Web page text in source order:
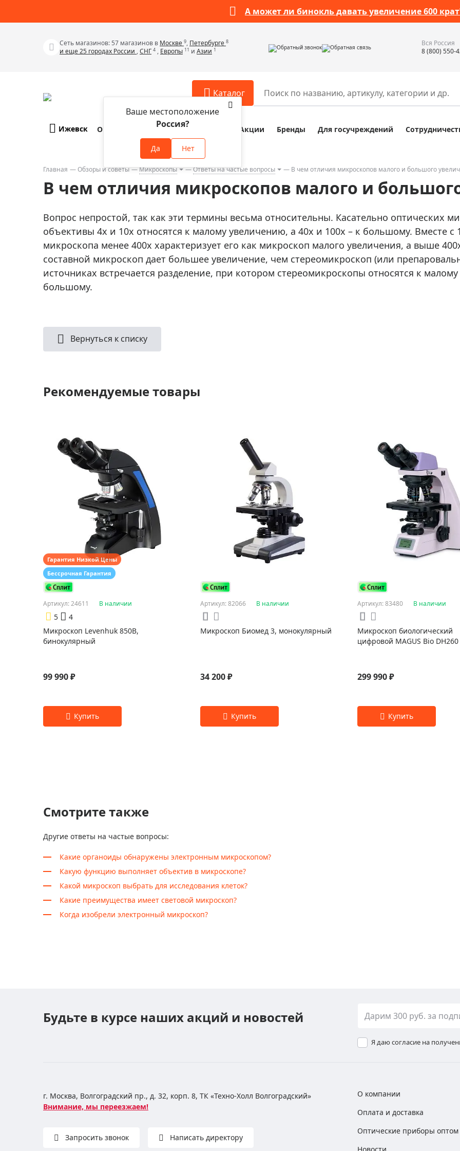
А может ли бинокль давать увеличение 600
Сеть магазинов: 57 магазинов в Москве 9, Петербурге 8
и еще 25 городах России ,СНГ 4 , Европы 11 и Азии 1 Обратный звонок Обратная связь
Вся Россия
8 (800) 550-
Каталог
Телескопы
Бинокли
Зрительные трубы
Монокуляры
Приборы ночного видения
Тепловизоры
Прицелы
Discovery (Дискавери)
Подарки
Аксессуары для микроскопов
Аксессуары для зрительных труб
Аксессуары для биноклей
Аксессуары для луп
Аксессуары для приборов ночного
видения
Распродажа
Распродажа оптики по специальным
Разное
Компасы
Наборы исследователя
Глобусы
Глобусы интерактивные
Лазерные дальномеры
Штативы
Ижевск
Ваше местоположение
Россия?
Да Нет
О компании Оплата и доставка Акции Бренды Для госучреждений
Главная Обзоры и советы Микроскопы Ответы на частые вопросы В чем отличия микроскопов малого и большого
В чем отличия микроскопов малого и
Вопрос непростой, так как эти термины весьма относительны. Касательно оптических
объективы 4х и 10х относятся к малому увеличению, а 40х и 100х – к большому. Вместе
микроскопа менее 400х характеризует его как микроскоп малого увеличения, а выше
составной микроскоп дает большее увеличение, чем стереомикроскоп (или
источниках встречается разделение, при котором стереомикроскопы относятся к
большому.
Вернуться к списку
Рекомендуемые товары
Гарантия Низкой Цены
Бессрочная Гарантия
Артикул: 24611 В наличии
5
4
Микроскоп Levenhuk 850B,
бинокулярный
99 990 ₽
Артикул: 82066 В наличии
Микроскоп Биомед 3, монокулярный
34 200 ₽
Артикул: 83480 В наличии
Микроскоп биологический
цифровой MAGUS Bio DH260
299 990 ₽
Смотрите также
Другие ответы на частые вопросы:
Какие органоиды обнаружены электронным микроскопом?
Какую функцию выполняет объектив в микроскопе?
Какой микроскоп выбрать для исследования клеток?
Какие преимущества имеет световой микроскоп?
Когда изобрели электронный микроскоп?
Будьте в курсе наших акций и новостей
Я даю согласие на
г. Москва, Волгоградский пр., д. 32, корп. 8, ТК «Техно-Холл Волгоградский»
Внимание, мы переезжаем!
Запросить звонок Написать директору
О компании
Оплата и доставка
Оптические приборы оптом